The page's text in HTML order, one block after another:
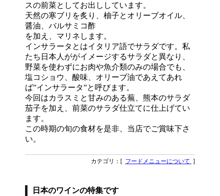
スの前菜としてお出ししています。
天然の寒ブリを炙り、柚子とオリーブオイル、
醤油、バルサミコ酢
を加え、マリネします。
インサラータとはイタリア語でサラダです。私
たち日本人ががイメージするサラダと異なり、
野菜を使わずにお肉や魚介類のみの場合でも、
塩コショウ、酸味、オリーブ油であえてあれ
ば”インサラータ”と呼びます。
今回はカラスミと甘みのある蕪、熊本のサラダ
茄子を加え、前菜のサラダ仕立てに仕上げてい
ます。
この時期の旬の食材を是非、当店でご賞味下さ
い。
カテゴリ：[ フードメニューについて ]
日本のワインの特集です